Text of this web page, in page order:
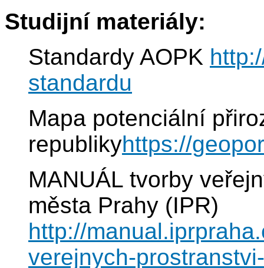
Studijní materiály:
Standardy AOPK
standardu
Mapa potenciální
republikyhttps://
MANUÁL tvorby
města Prahy (IPR)
http://
verejnych-